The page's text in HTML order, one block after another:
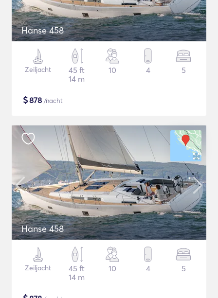
Hanse 458
Zeiljacht
45 ft
14 m
10 4 5
$878 /nacht
Hanse 458
Zeiljacht
45 ft
14 m
10 4 5